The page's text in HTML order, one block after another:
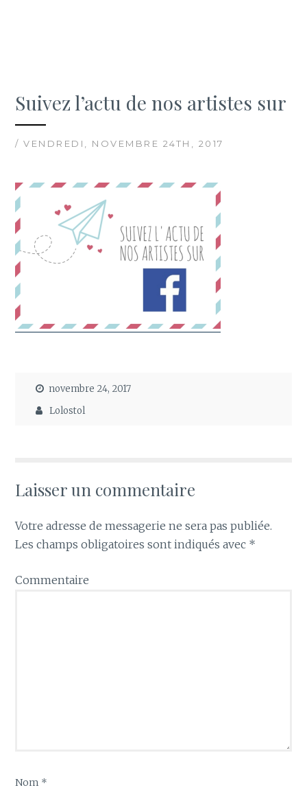
Suivez l’actu de nos artistes sur
/ VENDREDI, NOVEMBRE 24TH, 2017
novembre 24, 2017
Lolostol
Laisser un commentaire
Votre adresse de messagerie ne sera pas publiée.
Les champs obligatoires sont indiqués avec *
Commentaire
Nom *